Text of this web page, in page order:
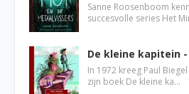
Sanne Roosenboom
succesvolle series Het
De kleine kapitein
In 1972 kreeg Paul
zijn boek De kleine ka…